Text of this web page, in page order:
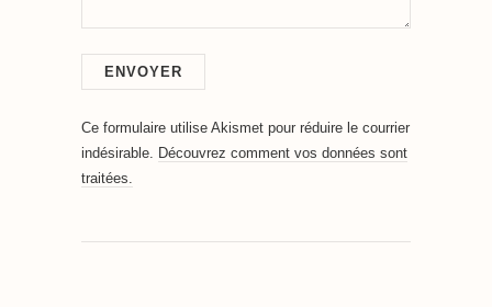
Ce formulaire utilise Akismet pour réduire le courrier
indésirable. Découvrez comment vos données sont
traitées.